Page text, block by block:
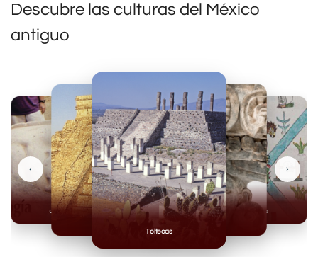
Descubre las culturas del México
antiguo
Toltecas
Mexicas
Olmecas
‹ ›